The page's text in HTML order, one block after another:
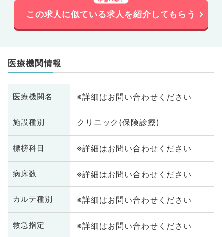
この求人に似ている求人を紹介してもらう
医療機関情報
医療機関名 ※詳細はお問い合わせください
施設種別 クリニック(保険診療)
標榜科目 ※詳細はお問い合わせください
病床数 ※詳細はお問い合わせください
カルテ種別 ※詳細はお問い合わせください
救急指定 ※詳細はお問い合わせください